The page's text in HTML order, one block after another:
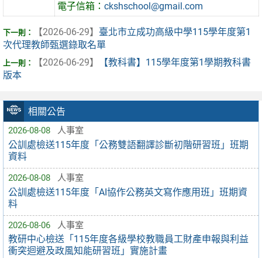
相關公告
2026-08-08 人事室
公訓處檢送115年度「公務雙語翻譯診斷初階研習班」班期
資料
2026-08-08 人事室
公訓處檢送115年度「AI協作公務英文寫作應用班」班期資
料
2026-08-06 人事室
教研中心檢送「115年度各級學校教職員工財產申報與利益
衝突迴避及政風知能研習班」實施計畫
電子信箱：ckshschool@gmail.com
【2026-06-29】 臺北市立成功高級中學115學年度第1
次代理教師甄選錄取名單
【2026-06-29】
【教科書】115學年度第1學期教科書
版本